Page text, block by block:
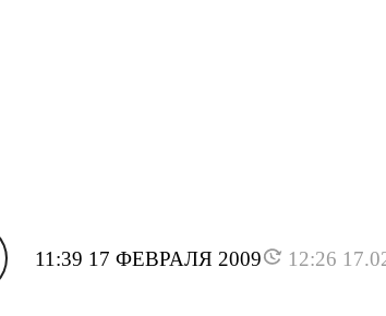
11:39 17 ФЕВРАЛЯ 2009 12:26